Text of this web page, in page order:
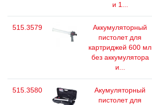
и 1...
515.3579
Аккумуляторный
пистолет для
картриджей 600 мл
без аккумулятора
и...
515.3580
Акумуляторный
пистолет для